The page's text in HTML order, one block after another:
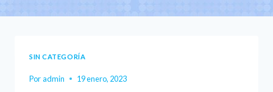
SIN CATEGORÍA
Poradmin 19 enero, 2023